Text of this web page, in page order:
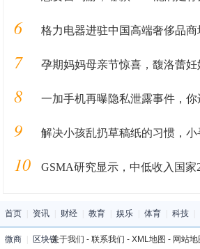
6 格力电器进驻中国高端奢侈品商场北京SKP，
7 孕期妈妈母亲节惊喜，馥洛蕾妊娠纹
8 一加手机再曝隐私泄露事件，你
9 解决小孩乱扔草稿纸的习惯，小寻大
10 GSMA研究显示，中低收入国家2014年以来
首页 资讯 财经 教育 娱乐 体育 科技
微商 区块链关于我们 - 联系我们 - XML地图 - 网站地